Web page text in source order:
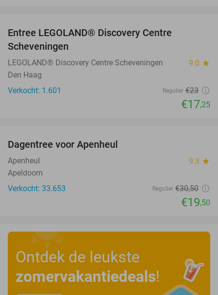
Entree LEGOLAND® Discovery Centre
Scheveningen
LEGOLAND® Discovery Centre Scheveningen 9.0 star
Den Haag
Verkocht: 1.601
Regulier €23
€17,25
Dagentree voor Apenheul
Apenheul 9.3 star
Apeldoorn
Verkocht: 33.653
Regulier €30,50
€19,50
Ontdek de leukste
zomervakantiedeals!